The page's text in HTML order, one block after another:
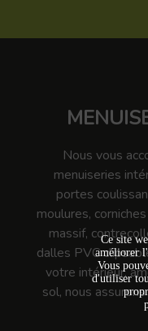
Nous vous
menuiseries
portes
moulures,
massif,
dalles PVC
votre intérieur,
sol, nous
Ce site
améliorer
Vous
d'utiliser